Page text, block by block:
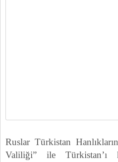
Ruslar Türkistan
Valiliği” ile Türkistan’ı